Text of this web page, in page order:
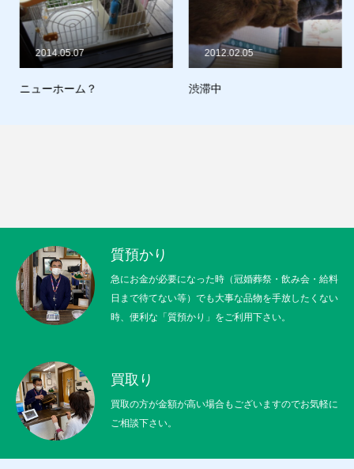
お問合せ
猫日記
質預かり 買取り お問合せ
ニューホーム？
2014.05.07
渋滞中
2012.02.05
質預かり
急にお金が必要になった時（冠婚葬祭・飲み会・給料
日まで待てない等）でも大事な品物を手放したくない
時、便利な「質預かり」をご利用下さい。
買取り
買取の方が金額が高い場合もございますのでお気軽に
ご相談下さい。